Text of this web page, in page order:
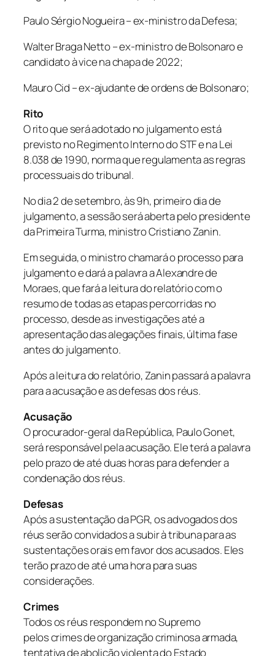
Paulo Sérgio Nogueira – ex-ministro da Defesa;
Walter Braga Netto – ex-ministro de Bolsonaro e
candidato à vice na chapa de 2022;
Mauro Cid – ex-ajudante de ordens de Bolsonaro;
Rito
O rito que será adotado no julgamento está
previsto no Regimento Interno do STF e na Lei
8.038 de 1990, norma que regulamenta as regras
processuais do tribunal.
No dia 2 de setembro, às 9h, primeiro dia de
julgamento, a sessão será aberta pelo presidente
da Primeira Turma, ministro Cristiano Zanin.
Em seguida, o ministro chamará o processo para
julgamento e dará a palavra a Alexandre de
Moraes, que fará a leitura do relatório com o
resumo de todas as etapas percorridas no
processo, desde as investigações até a
apresentação das alegações finais, última fase
antes do julgamento.
Após a leitura do relatório, Zanin passará a palavra
para a acusação e as defesas dos réus.
Acusação
O procurador-geral da República, Paulo Gonet,
será responsável pela acusação. Ele terá a palavra
pelo prazo de até duas horas para defender a
condenação dos réus.
Defesas
Após a sustentação da PGR, os advogados dos
réus serão convidados a subir à tribuna para as
sustentações orais em favor dos acusados. Eles
terão prazo de até uma hora para suas
considerações.
Crimes
Todos os réus respondem no Supremo
pelos crimes de organização criminosa armada,
tentativa de abolição violenta do Estado